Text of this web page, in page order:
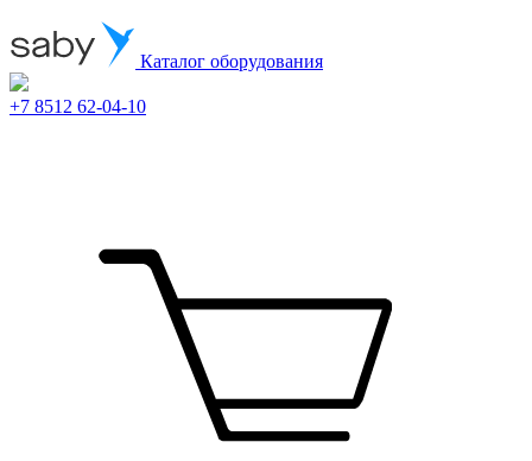
Каталог оборудования
+7 8512 62-04-10